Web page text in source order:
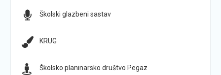
Školski glazbeni sastav
KRUG
Školsko planinarsko društvo Pegaz